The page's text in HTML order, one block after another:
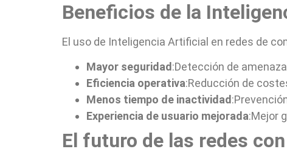
Beneficios de la
El uso de Inteligencia Artificial en redes de
Mayor seguridad:Detección de
Eficiencia operativa:Reducción de
Menos tiempo de inactividad
Experiencia de usuario mejorada:Mejor
El futuro de las redes